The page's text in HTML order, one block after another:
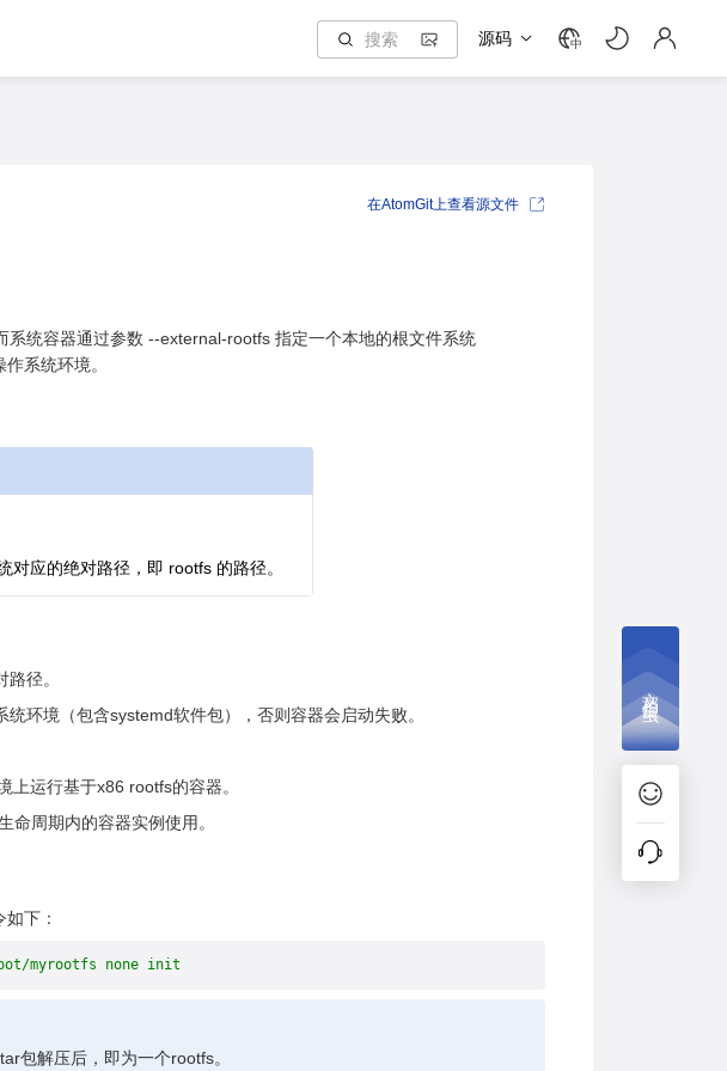
源码 中
统容器通过参数 --external-rootfs 指定一个本地的根文件系统
系统环境。
对应的绝对路径，即 rootfs 的路径。
径。
环境（包含systemd软件包），否则容器会启动失败。
运行基于x86 rootfs的容器。
周期内的容器实例使用。
下：
myrootfs none init
包解压后，即为一个rootfs。
在AtomGit上查看源文件